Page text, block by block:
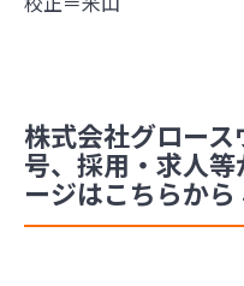
株式会社グロー
号、採用・求人
ージはこちらか